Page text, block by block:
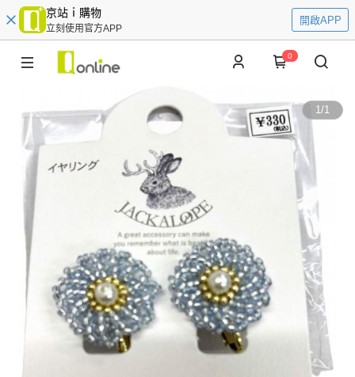
京站ｉ購物
立刻使用官方APP
開啟APP
0
1/1